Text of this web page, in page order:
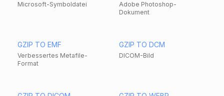
Microsoft-Symboldatei
Adobe Photoshop-
Dokument
GZIP TO EMF
Verbessertes Metafile-
Format
GZIP TO DCM
DICOM-Bild